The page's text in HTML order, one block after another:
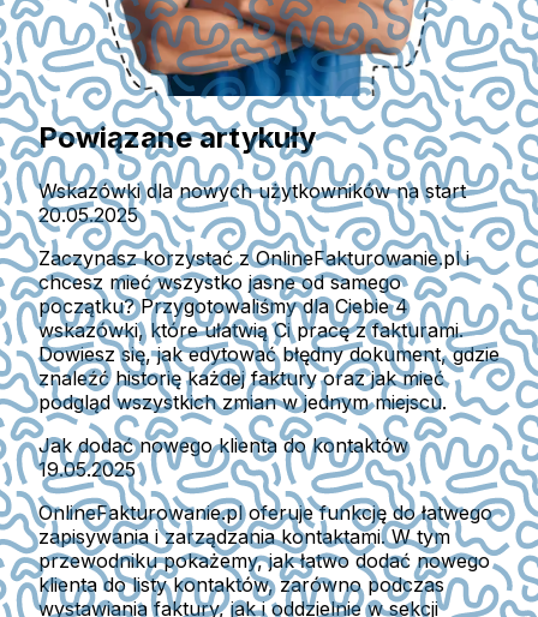
Powiązane artykuły
Wskazówki dla nowych użytkowników na start
20.05.2025
Zaczynasz korzystać z OnlineFakturowanie.pl i
chcesz mieć wszystko jasne od samego
początku? Przygotowaliśmy dla Ciebie 4
wskazówki, które ułatwią Ci pracę z fakturami.
Dowiesz się, jak edytować błędny dokument, gdzie
znaleźć historię każdej faktury oraz jak mieć
podgląd wszystkich zmian w jednym miejscu.
Jak dodać nowego klienta do kontaktów
19.05.2025
OnlineFakturowanie.pl oferuje funkcję do łatwego
zapisywania i zarządzania kontaktami. W tym
przewodniku pokażemy, jak łatwo dodać nowego
klienta do listy kontaktów, zarówno podczas
wystawiania faktury, jak i oddzielnie w sekcji